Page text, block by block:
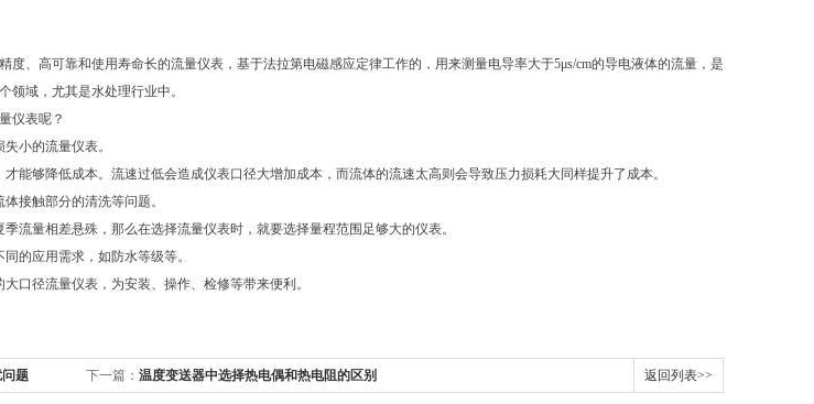
度、高可靠和使用寿命长的流量仪表，基于法拉第电磁感应定律工作的，用来测量电导率大于5μs/cm的导电液体的流量，是
领域，尤其是水处理行业中。
仪表呢？
小的流量仪表。
够降低成本。流速过低会造成仪表口径大增加成本，而流体的流速太高则会导致压力损耗大同样提升了成本。
接触部分的清洗等问题。
量相差悬殊，那么在选择流量仪表时，就要选择量程范围足够大的仪表。
的应用需求，如防水等级等。
径流量仪表，为安装、操作、检修等带来便利。
题 下一篇： 温度变送器中选择热电偶和热电阻的区别 返回列表>>